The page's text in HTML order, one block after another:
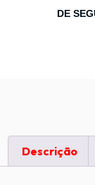
DE
Descrição